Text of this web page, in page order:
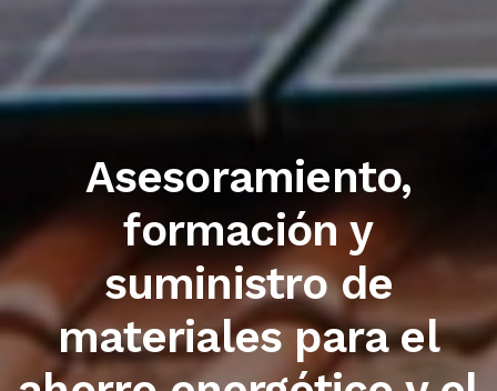
Trabajamos con las
primeras marcas del
sector